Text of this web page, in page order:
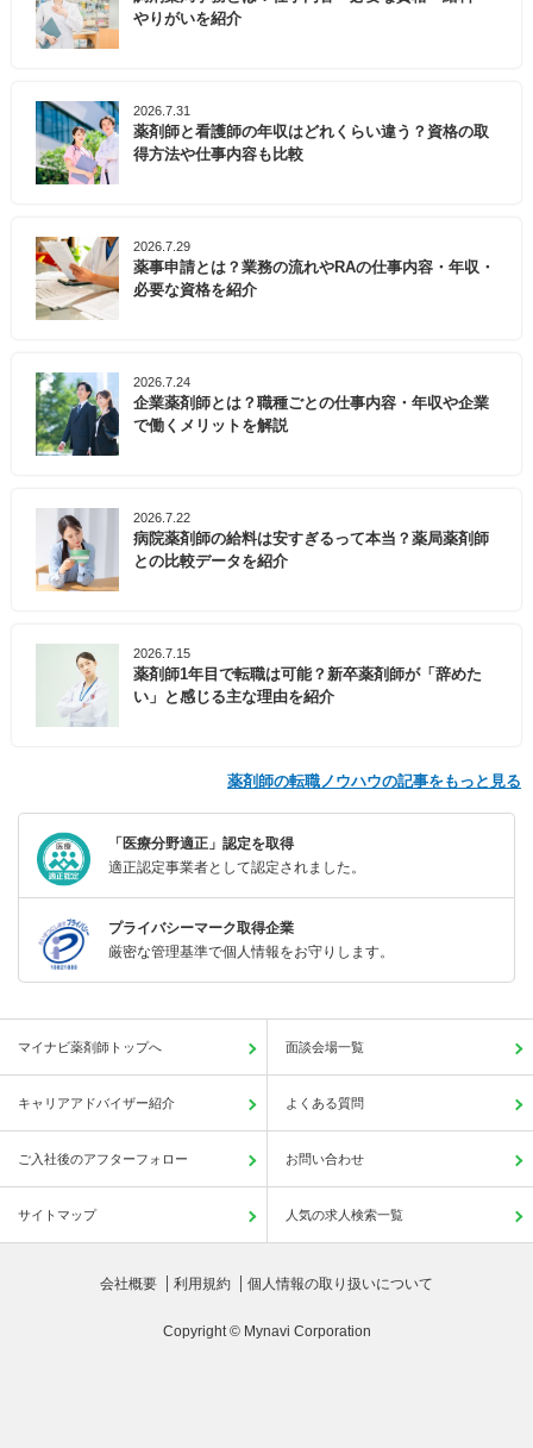
やりがいを紹介
2026.7.31
薬剤師と看護師の年収はどれくらい違う？資格の取
得方法や仕事内容も比較
2026.7.29
薬事申請とは？業務の流れやRAの仕事内容・年収・
必要な資格を紹介
2026.7.24
企業薬剤師とは？職種ごとの仕事内容・年収や企業
で働くメリットを解説
2026.7.22
病院薬剤師の給料は安すぎるって本当？薬局薬剤師
との比較データを紹介
2026.7.15
薬剤師1年目で転職は可能？新卒薬剤師が「辞めた
い」と感じる主な理由を紹介
薬剤師の転職ノウハウの記事をもっと見る
「医療分野適正」認定を取得
適正認定事業者として認定されました。
プライバシーマーク取得企業
厳密な管理基準で個人情報をお守りします。
マイナビ薬剤師トップへ 面談会場一覧
キャリアアドバイザー紹介 よくある質問
ご入社後のアフターフォロー お問い合わせ
サイトマップ 人気の求人検索一覧
会社概要 利用規約 個人情報の取り扱いについて
Copyright © Mynavi Corporation